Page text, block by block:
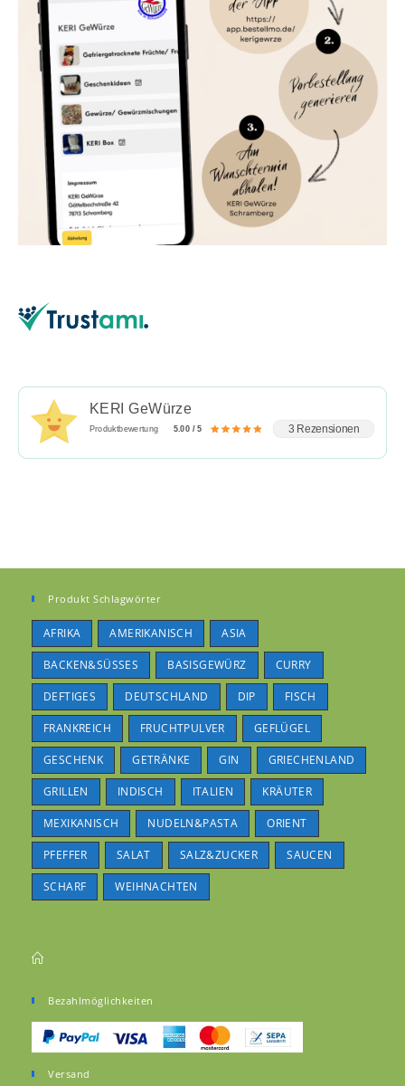
KERI GeWürze
Produktbewertung 5.00 / 5 3 Rezensionen
Produkt Schlagwörter
AFRIKA AMERIKANISCH ASIA
BACKEN&SÜSSES BASISGEWÜRZ CURRY
DEFTIGES DEUTSCHLAND DIP FISCH
FRANKREICH FRUCHTPULVER GEFLÜGEL
GESCHENK GETRÄNKE GIN GRIECHENLAND
GRILLEN INDISCH ITALIEN KRÄUTER
MEXIKANISCH NUDELN&PASTA ORIENT
PFEFFER SALAT SALZ&ZUCKER SAUCEN
SCHARF WEIHNACHTEN
Bezahlmöglichkeiten
Versand